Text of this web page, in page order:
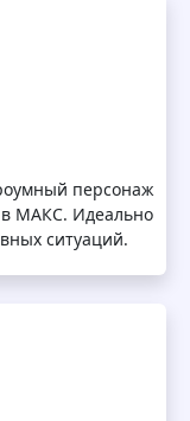
персонаж
МАКС. Идеально
ситуаций.